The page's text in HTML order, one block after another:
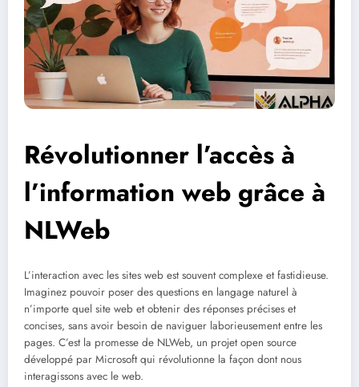
Révolutionner l’accès à
l’information web grâce à
NLWeb
L’interaction avec les sites web est souvent complexe et fastidieuse.
Imaginez pouvoir poser des questions en langage naturel à
n’importe quel site web et obtenir des réponses précises et
concises, sans avoir besoin de naviguer laborieusement entre les
pages. C’est la promesse de NLWeb, un projet open source
développé par Microsoft qui révolutionne la façon dont nous
interagissons avec le web.